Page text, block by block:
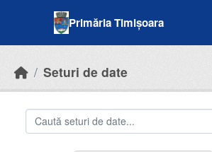
Primăria Timișoara
Seturi de date